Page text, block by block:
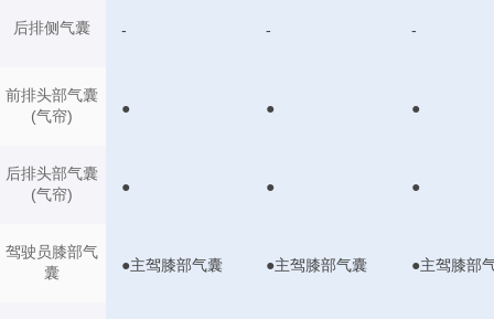
后排侧气囊
前排头部气囊
(气帘)
后排头部气囊
(气帘)
驾驶员膝部气
囊
- - -
● ● ●
● ● ●
●主驾膝部气囊 ●主驾膝部气囊 ●主驾膝部